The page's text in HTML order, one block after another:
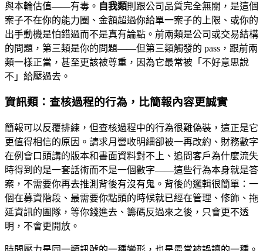
與本輪估值——有毒。 自我類則跟公司品質完全無關，是這個
案子不在你的能力圈、金額超過你給單一案子的上限、或你的
出手動機是怕錯過而不是真有論點。前兩類是公司或交易結構
的問題，第三類是你的問題——但第三類觸發的 pass，跟前兩
類一樣正當，甚至更該被尊重，因為它最常被「不好意思說
不」給壓過去。
資訊類：查核過程的行為，比簡報內容更誠實
簡報可以反覆排練，但查核過程中的行為很難偽裝，這正是它
更值得相信的原因。請求月營收明細卻被一再改約、財務數字
在例會口頭講的版本和書面資料對不上、追問客戶為什麼流失
時得到的是一套話術而不是一個數字——這些行為本身就是答
案，不需要你再去推測背後有沒有鬼。背後的邏輯很簡單：一
個在募資階段、最需要你點頭的時候就已經在管理、修飾、拖
延資訊的團隊，等你錢進去、籌碼反過來之後，只會更不透
明，不會更開放。